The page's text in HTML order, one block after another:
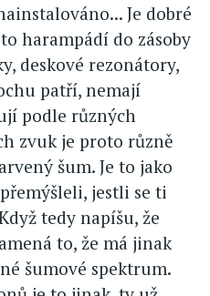
Je dobré
harampádí do zásoby
deskové rezonátory,
patří, nemají
podle různých
zvuk je proto různě
šum. Je to jako
jestli se ti
tedy napíšu, že
to, že má jinak
šumové spektrum.